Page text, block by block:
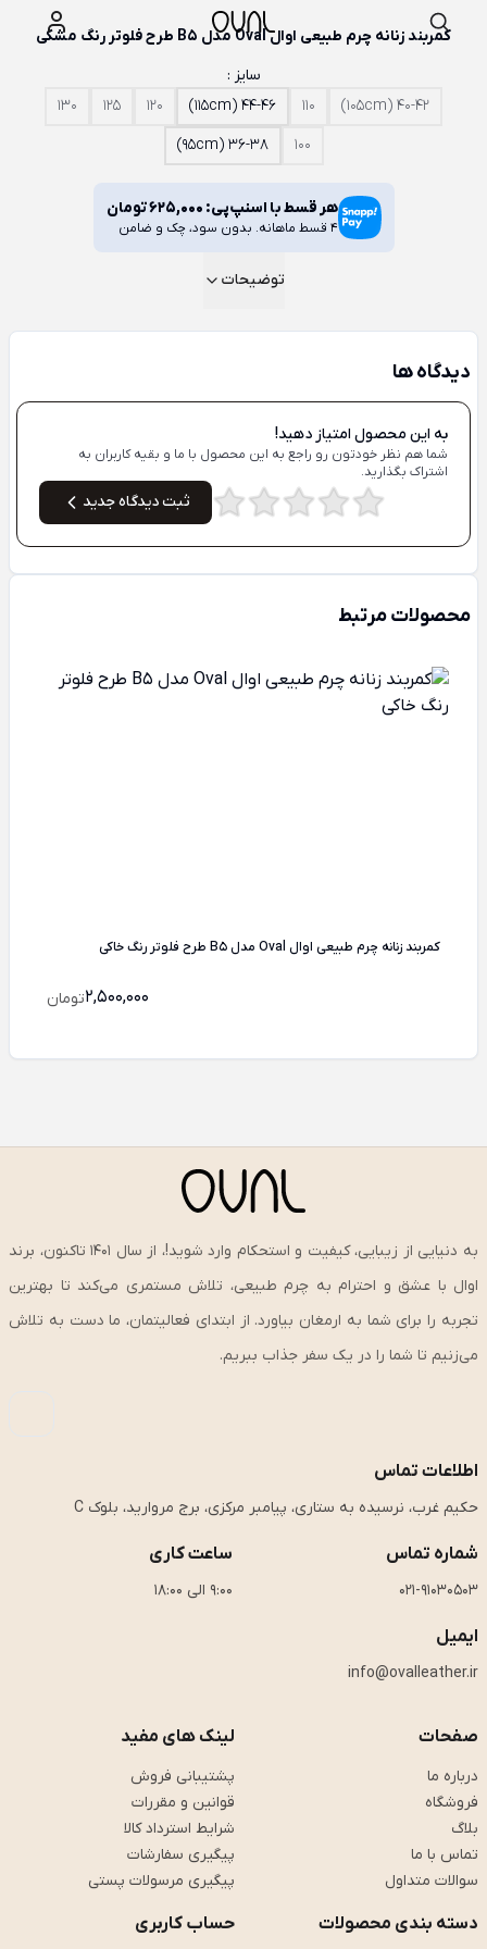
کمربند زنانه چرم طبیعی اوال Oval مدل B5 طرح فلوتر رنگ مشکی
سایز :
40-42 (105cm)
110
44-46 (115cm)
120
125
130
100
36-38 (95cm)
هر قسط با اسنپ‌پی: 625,000تومان
4 قسط ماهانه. بدون سود، چک و ضامن
توضیحات
دیدگاه ها
به این محصول امتیاز دهید!
شما هم نظر خودتون رو راجع به این محصول با ما و بقیه کاربران به
اشتراک بگذارید.
ثبت دیدگاه جدید
محصولات مرتبط
کمربند زنانه چرم طبیعی اوال Oval مدل B5 طرح فلوتر رنگ خاکی
2,500,000تومان
به دنیایی از زیبایی، کیفیت و استحکام وارد شوید!، از سال ۱۴۰۱ تاکنون، برند
اوال با عشق و احترام به چرم طبیعی، تلاش مستمری می‌کند تا بهترین
تجربه را برای شما به ارمغان بیاورد. از ابتدای فعالیتمان، ما دست به تلاش
می‌زنیم تا شما را در یک سفر جذاب ببریم.
اطلاعات تماس
حکیم غرب، نرسیده به ستاری، پیامبر مرکزی، برج مروارید، بلوک C
شماره تماس
021-91030503
ساعت کاری
9:00 الی 18:00
ایمیل
info@ovalleather.ir
صفحات
درباره ما
فروشگاه
بلاگ
تماس با ما
سوالات متداول
لینک های مفید
پشتیبانی فروش
قوانین و مقررات
شرایط استرداد کالا
پیگیری سفارشات
پیگیری مرسولات پستی
دسته بندی محصولات حساب کاربری